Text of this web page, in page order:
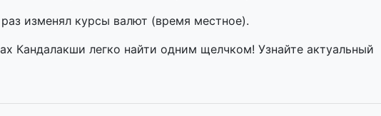
изменял курсы валют (время местное).
Кандалакши легко найти одним щелчком! Узнайте актуальный